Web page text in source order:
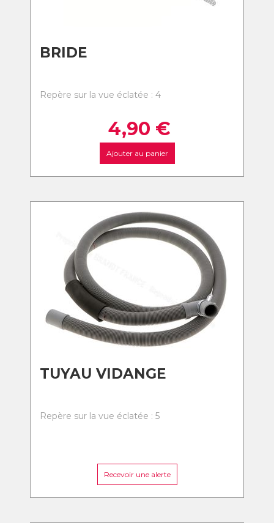
BRIDE
Repère sur la vue éclatée : 4
4,90 €
Ajouter au panier
TUYAU VIDANGE
Repère sur la vue éclatée : 5
Recevoir une alerte